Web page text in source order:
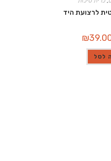
לרצועת היד
המקורי
₪99.00.
₪
לסל